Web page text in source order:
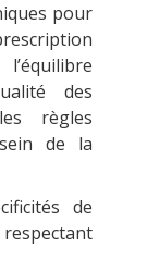
pour
des
règles
de la
de